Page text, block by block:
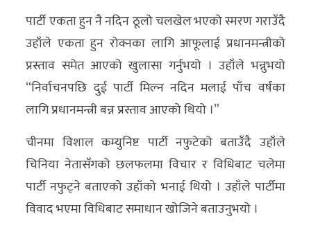
पार्टी एकता हुन नै नदिन ठूलो चलखेल भएको स्मरण गराउँदै
उहाँले एकता हुन रोक्नका लागि आफूलाई प्रधानमन्त्रीको
प्रस्ताव समेत आएको खुलासा गर्नुभयो । उहाँले भन्नुभयो
“निर्वाचनपछि दुई पार्टी मिल्न नदिन मलाई पाँच वर्षका
लागि प्रधानमन्त्री बन्न प्रस्ताव आएको थियो ।”
चीनमा विशाल कम्युनिष्ट पार्टी नफुटेको बताउँदै उहाँले
चिनिया नेतासँगको छलफलमा विचार र विधिबाट चलेमा
पार्टी नफुट्ने बताएको उहाँको भनाई थियो । उहाँले पार्टीमा
विवाद भएमा विधिबाट समाधान खोजिने बताउनुभयो ।